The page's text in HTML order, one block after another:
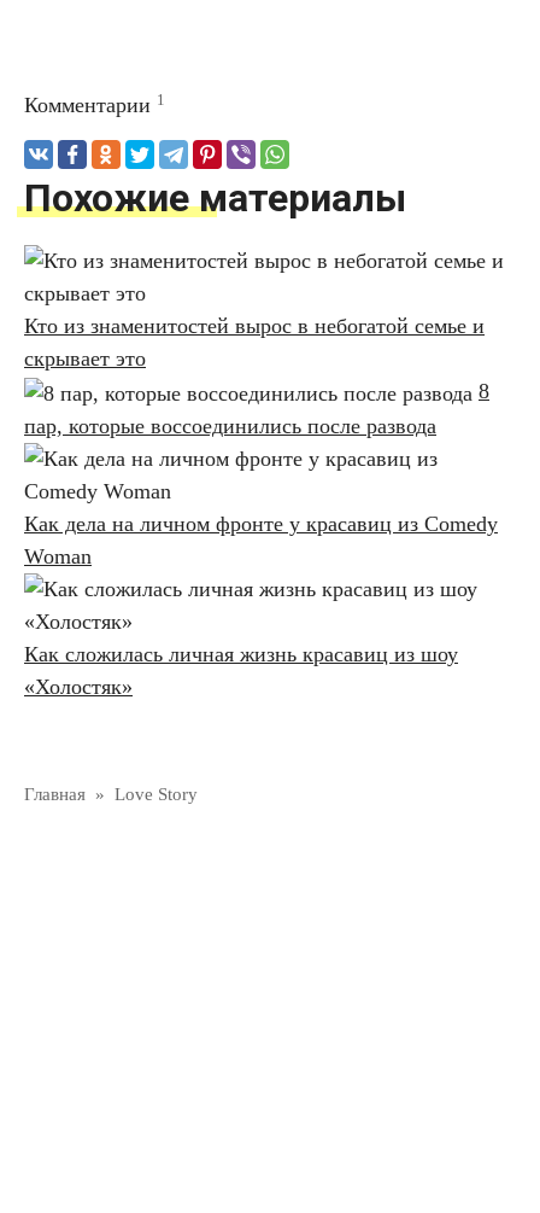
Комментарии 1
Похожие материалы
Кто из знаменитостей вырос в небогатой семье и
скрывает это
8
пар, которые воссоединились после развода
Как дела на личном фронте у красавиц из Comedy
Woman
Как сложилась личная жизнь красавиц из шоу
«Холостяк»
Главная » Love Story